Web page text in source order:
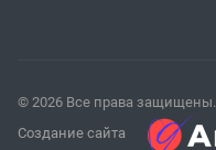
© 2026 Все права защищены.
Создание сайта